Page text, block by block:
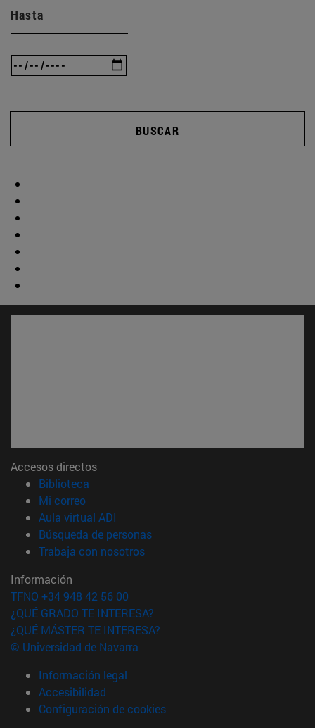
Hasta
BUSCAR
Accesos directos
Biblioteca
Mi correo(abre en nueva ventana)
Aula virtual ADI
Búsqueda de personas(abre en nueva ventana)
Trabaja con nosotros(abre en nueva ventana)
Información
TFNO +34 948 42 56 00
¿QUÉ GRADO TE INTERESA?
¿QUÉ MÁSTER TE INTERESA?
© Universidad de Navarra
Información legal
Accesibilidad
Configuración de cookies